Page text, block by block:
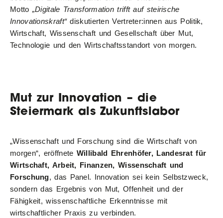
Motto „Digitale Transformation trifft auf steirische
Innovationskraft“diskutierten Vertreter:innen aus Politik,
Wirtschaft, Wissenschaft und Gesellschaft über Mut,
Technologie und den Wirtschaftsstandort von morgen.
Mut zur Innovation – die
Steiermark als Zukunftslabor
„Wissenschaft und Forschung sind die Wirtschaft von
morgen“, eröffnete Willibald Ehrenhöfer, Landesrat für
Wirtschaft, Arbeit, Finanzen, Wissenschaft und
Forschung, das Panel. Innovation sei kein Selbstzweck,
sondern das Ergebnis von Mut, Offenheit und der
Fähigkeit, wissenschaftliche Erkenntnisse mit
wirtschaftlicher Praxis zu verbinden.